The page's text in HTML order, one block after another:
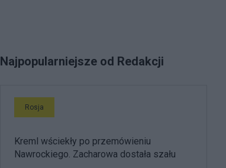
Najpopularniejsze od Redakcji
Rosja
Kreml wściekły po przemówieniu
Nawrockiego. Zacharowa dostała szału